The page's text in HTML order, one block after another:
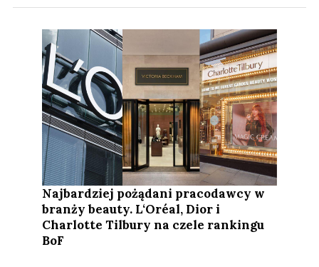
Najbardziej pożądani pracodawcy w
branży beauty. L‘Oréal, Dior i
Charlotte Tilbury na czele rankingu
BoF